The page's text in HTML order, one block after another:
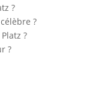
?
?
?
?